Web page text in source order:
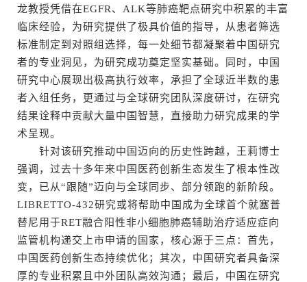
龙教授凭借在EGFR、ALK等肺癌靶点研究中积累的丰富
临床经验，为研究提供了极具价值的指导，从患者筛选
标准制定到对照组选择，每一处细节都凝聚着中国研究
者的专业洞见，为研究成功奠定坚实基础。同时，中国
研究中心展现出极高执行效率，承担了全球近半数的患
者入组任务，更通过与全球研究团队深度研讨，在研究
结果诠释中贡献大量中国智慧，直接助力研究成果的学
术呈现。
针对该研究推动中国迈向的历史性跨越，王莉博士
强调，过去十多年来中国医药创新生态发生了根本性改
变，已从“跟随”迈向与全球同步、部分领跑的新阶段。
LIBRETTO-432研究或将帮助中国成为全球首个就塞普
替尼用于RET融合阳性非小细胞肺癌辅助治疗适应症向
监管机构递交上市申请的国家，核心源于三点：首先，
中国医药创新生态持续优化；其次，中国研究者具备深
厚的专业积累且中外团队高效沟通；最后，中国在研究